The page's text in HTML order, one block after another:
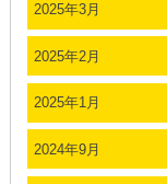
2025年3月
2025年2月
2025年1月
2024年9月